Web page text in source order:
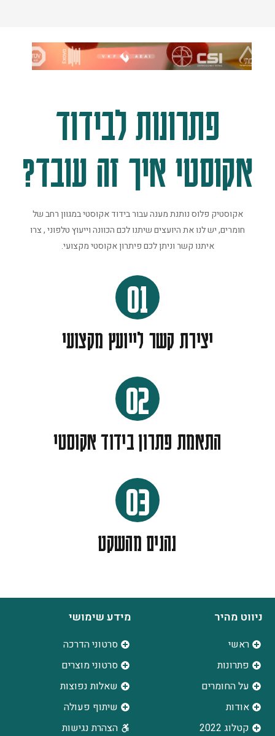
פתרונות לבידוד
אקוסטי איך זה עובד?
אקוסטיק פלוס נותנת מענה עבור בידוד אקוסטי במגוון רחב של
חומרים, יש לנו את היועצים שיתנו לכם הכוונה וייעוץ טלפוני , צרו
איתנו קשר וניתן לכם פיתרון אקוסטי מקצועי.
01
יצירת קשר לייועץ מקצועי
02
התאמת פתרון בידוד אקוסטי
03
נהנים מהשקט
ניווט מהיר
ראשי
פתרונות
על החומרים
אודות
קטלוג 2022
מידע שימושי
סרטוני הדרכה
סרטוני מוצרים
שאלות נפוצות
שיתוף פעולה
הצהרת נגישות